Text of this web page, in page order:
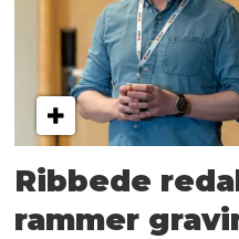
Ribbede
rammer